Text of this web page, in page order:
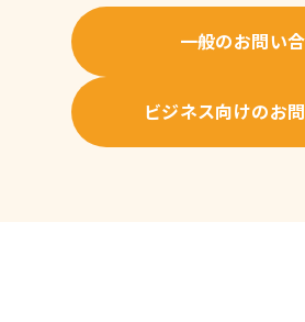
一般のお問い
ビジネス向けのお